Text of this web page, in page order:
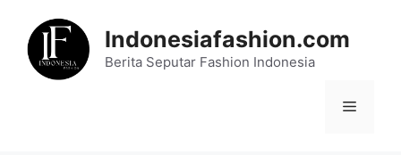
content
Indonesiafashion.com
Berita Seputar Fashion Indonesia
Menu